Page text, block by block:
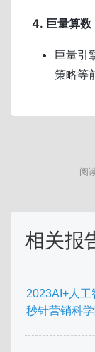
4. 巨量算数
巨量引
策略等
阅
相关报
2023AI+人
秒针营销科